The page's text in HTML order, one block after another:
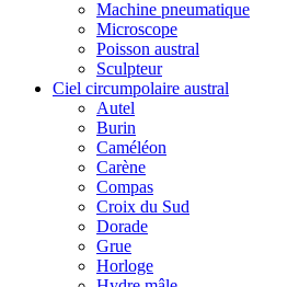
Machine pneumatique
Microscope
Poisson austral
Sculpteur
Ciel circumpolaire austral
Autel
Burin
Caméléon
Carène
Compas
Croix du Sud
Dorade
Grue
Horloge